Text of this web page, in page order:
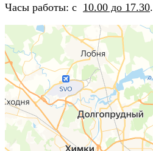
Часы работы: с 10.00 до 17.30.